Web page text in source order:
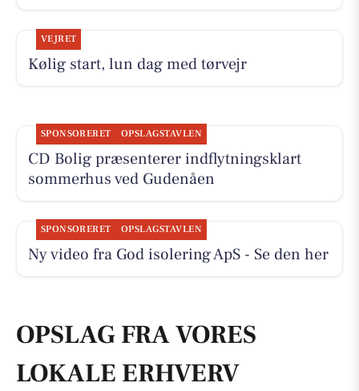
VEJRET
Kølig start, lun dag med tørvejr
SPONSORERET OPSLAGSTAVLEN
CD Bolig præsenterer indflytningsklart
sommerhus ved Gudenåen
SPONSORERET OPSLAGSTAVLEN
Ny video fra God isolering ApS - Se den her
OPSLAG FRA VORES
LOKALE ERHVERV